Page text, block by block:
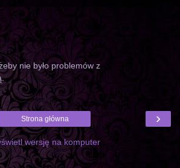
nie było problemów z
›
Strona główna
wersję na komputer